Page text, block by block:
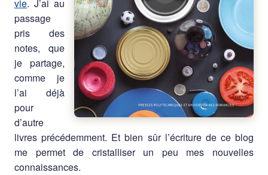
vie. J’ai au
passage
pris des
notes, que
je partage,
comme je
l’ai déjà
pour
d’autre
livres précédemment. Et bien sûr l’écriture de ce blog
me permet de cristalliser un peu mes nouvelles
connaissances.